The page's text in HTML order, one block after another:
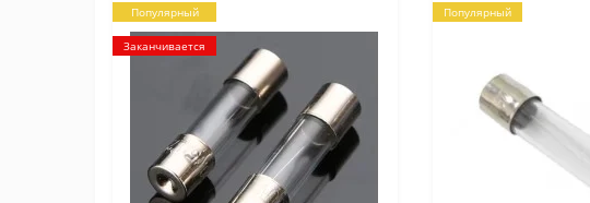
Популярный
Заканчивается
Популярный